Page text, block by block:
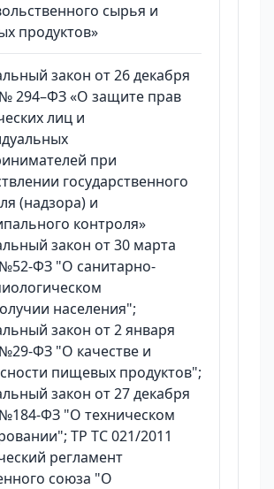
сырья и
продуктов»
закон от 26 декабря
№ 294–ФЗ «О защите прав
лиц и
при
государственного
(надзора) и
контроля»
закон от 30 марта
№52-ФЗ "О санитарно-
населения";
закон от 2 января
ФЗ "О качестве и
пищевых продуктов";
закон от 27 декабря
№184-ФЗ "О техническом
ТР ТС 021/2011
регламент
союза "О